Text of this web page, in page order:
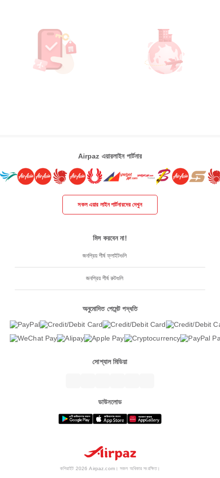
Airpaz এয়ারলাইন পার্টনার
সকল এয়ার লাইন পার্টনারদের দেখুন
মিস করবেন না!
জনপ্রিয় শীর্ষ ফ্লাইটগুলি
জনপ্রিয় শীর্ষ রুটগুলি
অনুমোদিত পেমেন্ট পদ্ধতি
সোশ্যাল মিডিয়া
ডাউনলোড
কপিরাইট 2026 Airpaz.com। সকল অধিকার সংরক্ষিত।